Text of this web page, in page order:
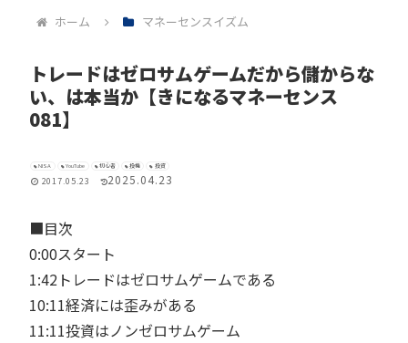
ホーム マネーセンスイズム
トレードはゼロサムゲームだから儲からな
い、は本当か【きになるマネーセンス
081】
NISA YouTube 初心者 投機 投資
2017.05.23 2025.04.23
■目次
0:00スタート
1:42トレードはゼロサムゲームである
10:11経済には歪みがある
11:11投資はノンゼロサムゲーム